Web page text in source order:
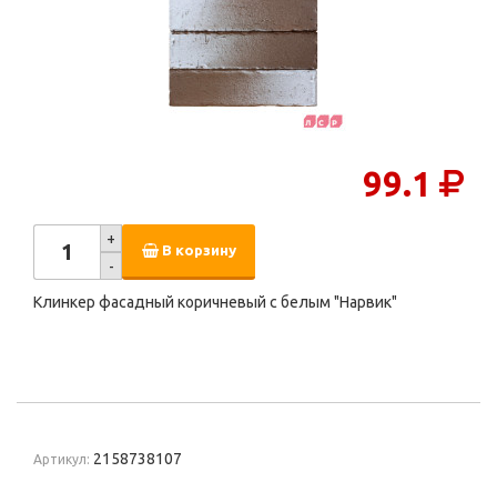
99.1
+
-
В корзину
Клинкер фасадный коричневый с белым "Нарвик"
Артикул: 2158738107